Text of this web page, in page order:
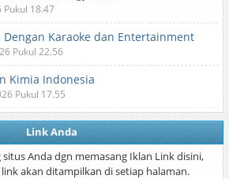
Pukul 18.47
Dengan Karaoke dan Entertainment
Pukul 22.56
Kimia Indonesia
Pukul 17.55
Link Anda
Anda dgn memasang Iklan Link disini,
link akan ditampilkan di setiap halaman.